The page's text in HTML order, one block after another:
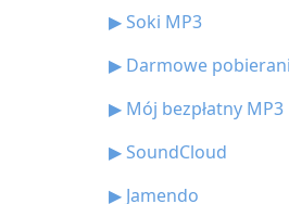
▶Soki MP3
▶ Darmowe
▶ Mój bezpłatny MP3
▶SoundCloud
▶ Jamendo